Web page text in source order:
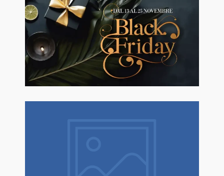
🖤BLACK FRIDAY dal 13 a l 25
Novembre sconti fino al 50% Su
Erboristeria ed Estetica.